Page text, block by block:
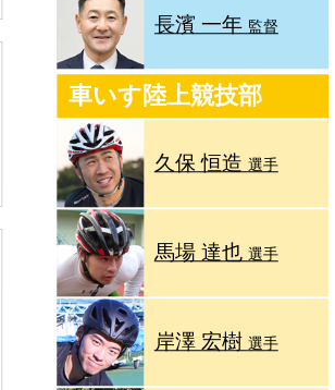
長濱 一年 監督
車いす陸上競技部
久保 恒造 選手
馬場 達也 選手
岸澤 宏樹 選手